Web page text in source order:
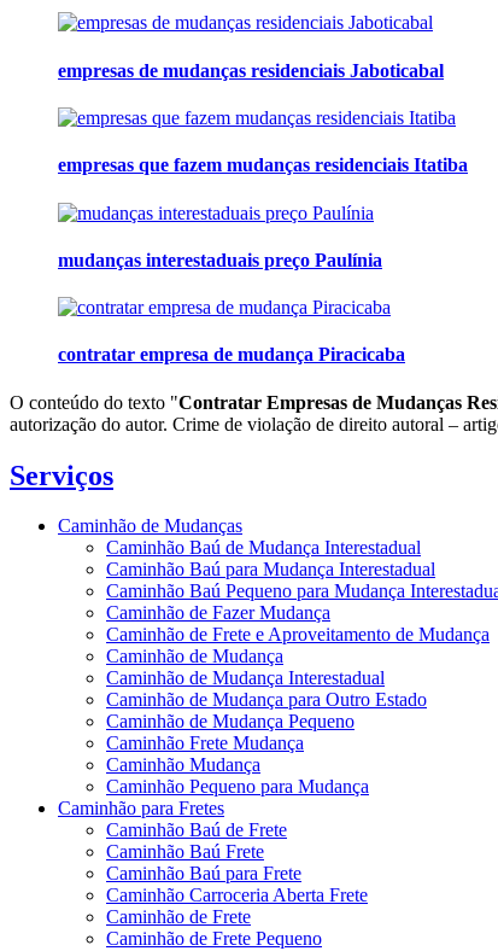
empresas de mudanças residenciais Jaboticabal
empresas que fazem mudanças residenciais Itatiba
mudanças interestaduais preço Paulínia
contratar empresa de mudança Piracicaba
O conteúdo do texto "Contratar Empresas de Mudanças
autorização do autor. Crime de violação de direito autoral –
Serviços
Caminhão de Mudanças
Caminhão Baú de Mudança Interestadual
Caminhão Baú para Mudança Interestadual
Caminhão Baú Pequeno para Mudança
Caminhão de Fazer Mudança
Caminhão de Frete e Aproveitamento de Mudança
Caminhão de Mudança
Caminhão de Mudança Interestadual
Caminhão de Mudança para Outro Estado
Caminhão de Mudança Pequeno
Caminhão Frete Mudança
Caminhão Mudança
Caminhão Pequeno para Mudança
Caminhão para Fretes
Caminhão Baú de Frete
Caminhão Baú Frete
Caminhão Baú para Frete
Caminhão Carroceria Aberta Frete
Caminhão de Frete
Caminhão de Frete Pequeno